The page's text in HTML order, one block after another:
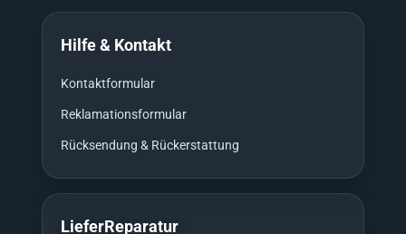
Hilfe & Kontakt
Kontaktformular
Reklamationsformular
Rücksendung & Rückerstattung
LieferReparatur